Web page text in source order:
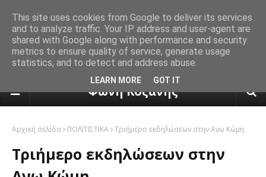
πρόγνωση καιρού από το
Φωνή Κοζάνης
Αρχική σελίδα ΠΟΛΙΤΙΣΤΙΚΑ Τριήμερο εκδηλώσεων στην Ανω Κώμη
Τριήμερο εκδηλώσεων στην
This site uses cookies from Google to deliver its services
and to analyze traffic. Your IP address and user-agent are
shared with Google along with performance and security
metrics to ensure quality of service, generate usage
statistics, and to detect and address abuse.
LEARN MORE GOT IT